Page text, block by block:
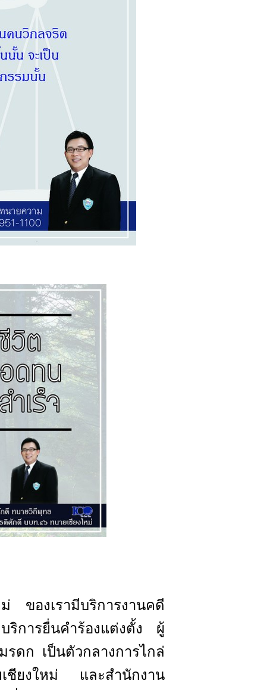
ม่ ของเรามีบริการงานคดี
ริการยื่นคำร้องแต่งตั้ง ผู้
ดก เป็นตัวกลางการไกล่
ชียงใหม่ และสำนักงาน